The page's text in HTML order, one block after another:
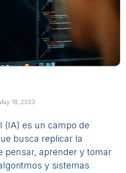
18, 2023
(IA) es un campo de
busca replicar la
pensar, aprender y tomar
y sistemas